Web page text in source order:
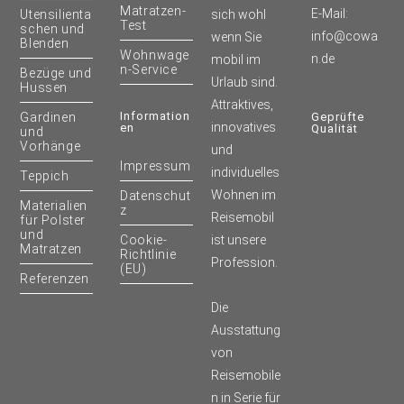
Utensilienta
schen und
Blenden
Bezüge und
Hussen
Gardinen
und
Vorhänge
Teppich
Materialien
für Polster
und
Matratzen
Referenzen
Matratzen-
Test
Wohnwage
n-Service
Information
En
Impressum
Datenschut
z
Cookie-
Richtlinie
(EU)
sich wohl
wenn Sie
mobil im
Urlaub sind.
Attraktives,
innovatives
und
individuelles
Wohnen im
Reisemobil
ist unsere
Profession.
Die
Ausstattung
von
Reisemobile
n in Serie für
E-Mail:
info@cowa
n.de
Geprüfte
Qualität